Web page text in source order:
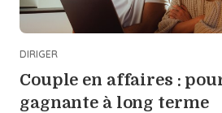
DIRIGER
Couple en affaires :
gagnante à long terme